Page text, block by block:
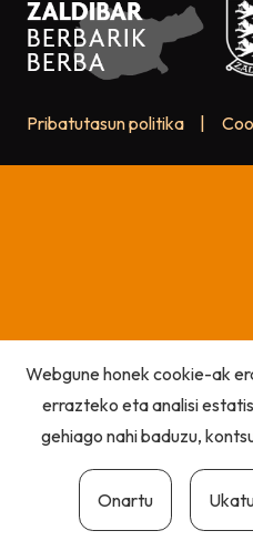
Pribatutasun politika
Webgune honek cookie-ak
errazteko eta analisi
gehiago nahi baduzu,
Onartu